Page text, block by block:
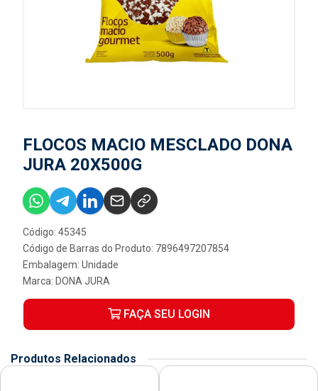
FLOCOS MACIO MESCLADO DONA
JURA 20X500G
Código: 45345
Código de Barras do Produto: 7896497207854
Embalagem: Unidade
Marca: DONA JURA
FAÇA SEU LOGIN
Produtos Relacionados